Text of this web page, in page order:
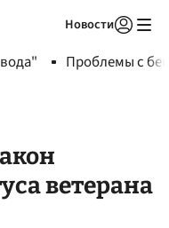
Новости
Проблемы с
ветерана